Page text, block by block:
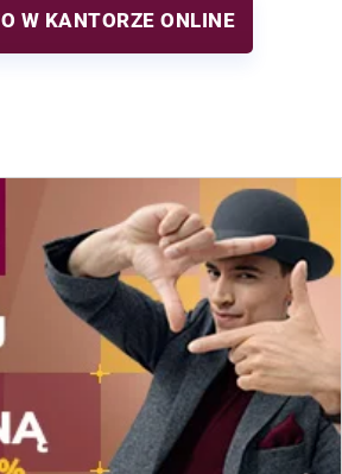
W KANTORZE ONLINE